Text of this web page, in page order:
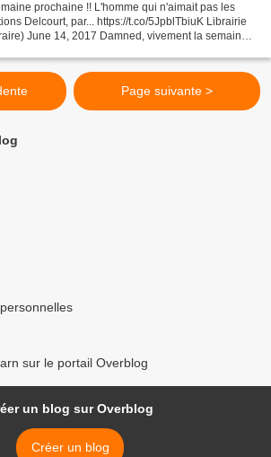
prochaine !! L'homme qui n'aimait pas les
Delcourt, par... https://t.co/5JpblTbiuK Librairie
June 14, 2017 Damned, vivement la semaine
Page suivante >
sur le portail Overblog
un blog sur Overblog
Créer un blog